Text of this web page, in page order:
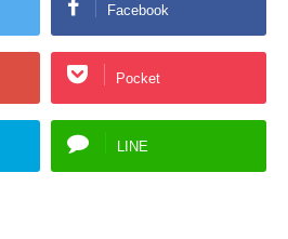
Facebook
Pocket
LINE